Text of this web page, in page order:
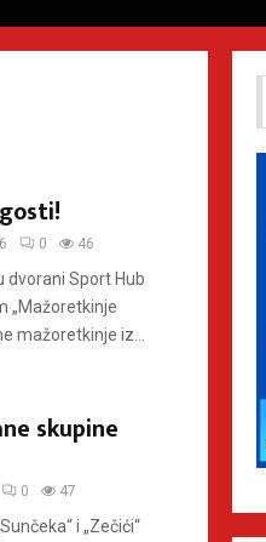
0 46
dvorani Sport Hub
„Mažoretkinje
mažoretkinje iz...
skupine
0 47
i „Zečići“